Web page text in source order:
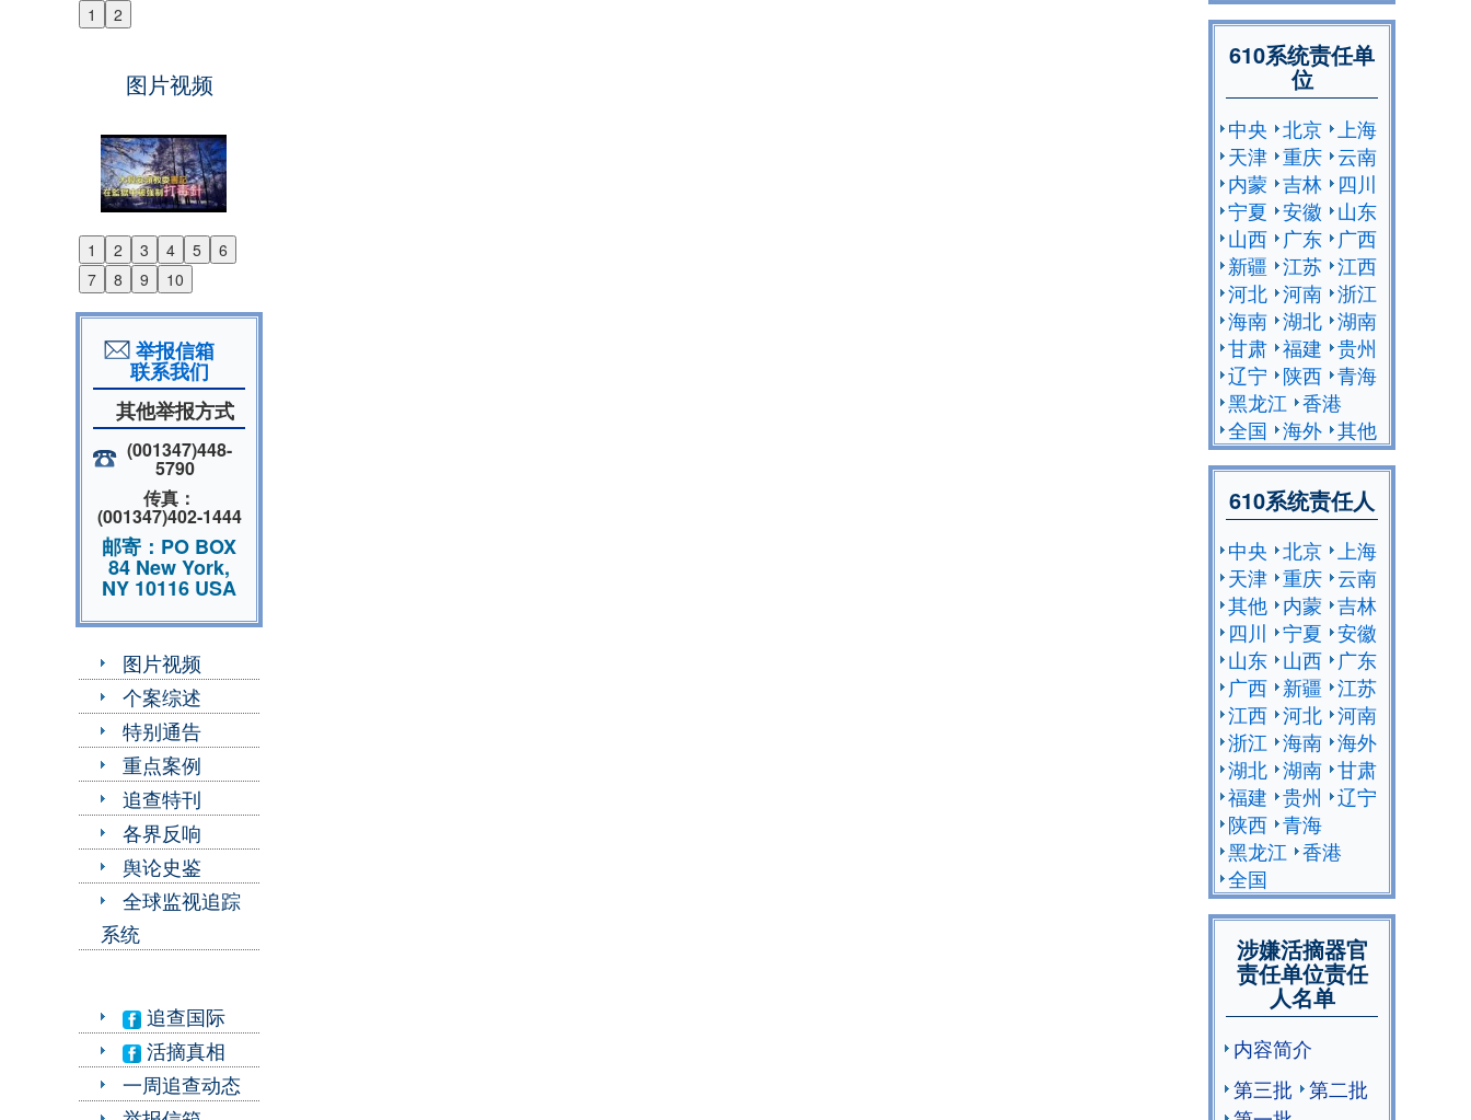
1 2
Previous
图片视频
1 2 3 4 5
6
7
8 9 10
Previous
Next
举报信箱
联系我们
其他举报方式
(001347)448-
5790
传真：
(001347)402-1444
邮寄：PO BOX
84 New York,
NY 10116 USA
图片视频
个案综述
特别通告
重点案例
追查特刊
各界反响
舆论史鉴
全球监视追踪
系统
追查国际
活摘真相
一周追查动态
610系统责任单
位
中央 北京
上海
天津 重庆 云南
内蒙 吉林
四川
宁夏 安徽
山东
山西
广东
广西
新疆 江苏 江西
河北 河南 浙江
海南 湖北 湖南
甘肃 福建 贵州
辽宁
陕西 青海
黑龙江 香港
全国 海外 其他
610系统责任人
中央 北京
上海
天津 重庆 云南
其他 内蒙 吉林
四川
宁夏 安徽
山东 山西
广东
广西 新疆 江苏
江西 河北 河南
浙江 海南 海外
湖北 湖南 甘肃
福建 贵州
辽宁
陕西 青海
黑龙江 香港
全国
涉嫌活摘器官
责任单位责任
人名单
内容简介
第三批
第二批